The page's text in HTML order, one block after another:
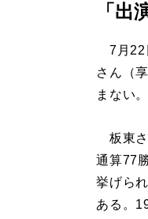
「
7月22
さん（
まない。
板東さ
通算77
挙げら
ある。